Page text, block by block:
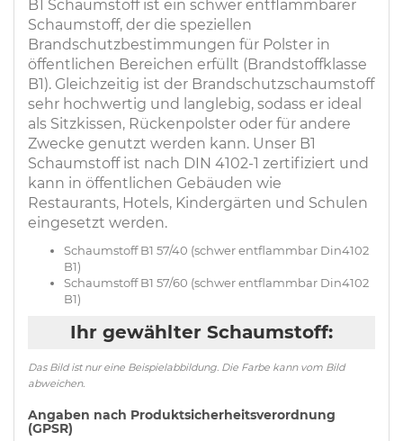
B1 Schaumstoff ist ein schwer entflammbarer
Schaumstoff, der die speziellen
Brandschutzbestimmungen für Polster in
öffentlichen Bereichen erfüllt (Brandstoffklasse
B1). Gleichzeitig ist der Brandschutzschaumstoff
sehr hochwertig und langlebig, sodass er ideal
als Sitzkissen, Rückenpolster oder für andere
Zwecke genutzt werden kann. Unser B1
Schaumstoff ist nach DIN 4102-1 zertifiziert und
kann in öffentlichen Gebäuden wie
Restaurants, Hotels, Kindergärten und Schulen
eingesetzt werden.
Schaumstoff B1 57/40 (schwer entflammbar Din4102
B1)
Schaumstoff B1 57/60 (schwer entflammbar Din4102
B1)
Ihr gewählter Schaumstoff:
Das Bild ist nur eine Beispielabbildung. Die Farbe kann vom Bild
abweichen.
Angaben nach Produktsicherheitsverordnung
(GPSR)